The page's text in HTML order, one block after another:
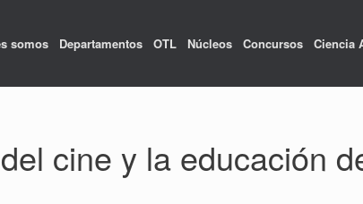
somos Departamentos OTL Núcleos Concursos Ciencia
cine y la educación